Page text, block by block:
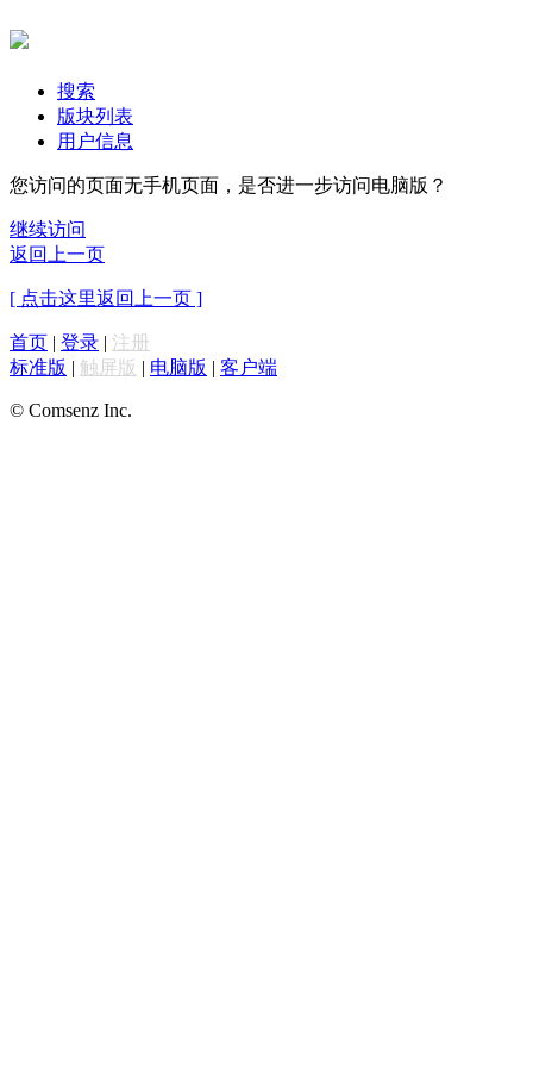
搜索
版块列表
用户信息
您访问的页面无手机页面，是否进一步访问电脑版？
继续访问
返回上一页
[ 点击这里返回上一页 ]
首页 | 登录 | 注册
标准版 | 触屏版 | 电脑版 | 客户端
© Comsenz Inc.